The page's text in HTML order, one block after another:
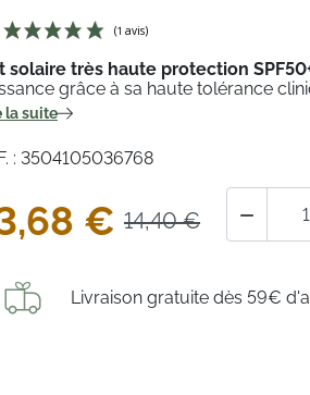
solaire très haute protection
grâce à sa haute tolérance
la suite
: 3504105036768
€ 14,40 € 
Livraison gratuite dès 59€